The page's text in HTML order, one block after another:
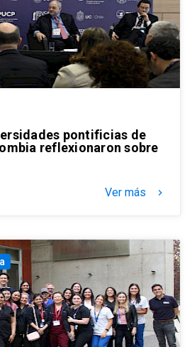
pontificias de
reflexionaron sobre
Ver más keyboard_arrow_right